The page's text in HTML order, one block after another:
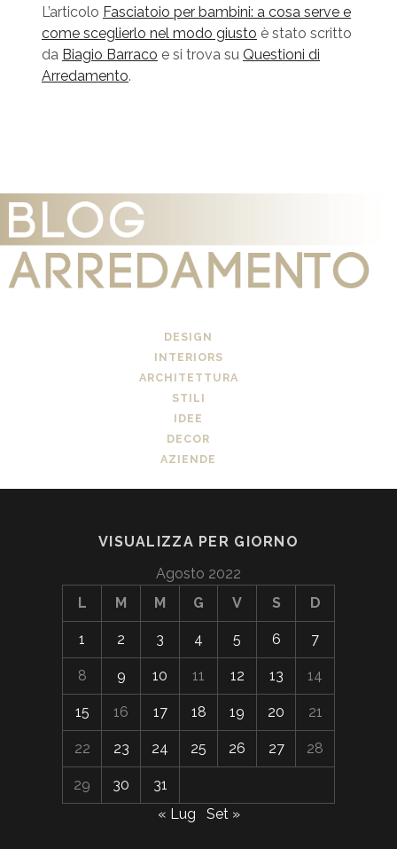
L’articolo Fasciatoio per bambini: a cosa serve e
come sceglierlo nel modo giusto è stato scritto
da Biagio Barraco e si trova su Questioni di
Arredamento.
DESIGN
INTERIORS
ARCHITETTURA
STILI
IDEE
DECOR
AZIENDE
VISUALIZZA PER GIORNO
Agosto 2022
L
M M G V S D
1 2 3 4 5 6 7
8 9 10 11 12 13 14
15 16 17 18 19 20 21
22 23 24 25 26 27 28
29 30
31
« Lug
Set »